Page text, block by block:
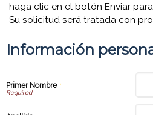
haga clic en el botón Enviar
Su solicitud será tratada con
Información
Primer Nombre *